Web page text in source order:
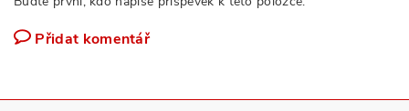
Přidat komentář